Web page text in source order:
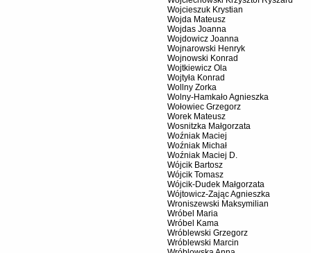
Wojcieszuk Krystian
Wojda Mateusz
Wojdas Joanna
Wojdowicz Joanna
Wojnarowski Henryk
Wojnowski Konrad
Wojtkiewicz Ola
Wojtyła Konrad
Wollny Zorka
Wolny-Hamkało Agnieszka
Wołowiec Grzegorz
Worek Mateusz
Wosnitzka Małgorzata
Woźniak Maciej
Woźniak Michał
Woźniak Maciej D.
Wójcik Bartosz
Wójcik Tomasz
Wójcik-Dudek Małgorzata
Wójtowicz-Zając Agnieszka
Wroniszewski Maksymilian
Wróbel Maria
Wróbel Kama
Wróblewski Grzegorz
Wróblewski Marcin